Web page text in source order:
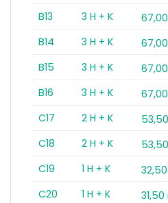
B13
3 H + K
B14
3 H + K
B15
3 H + K
B16
3 H + K
C17
2 H + K
C18
2 H + K
C19
1 H + K
C20
1 H + K